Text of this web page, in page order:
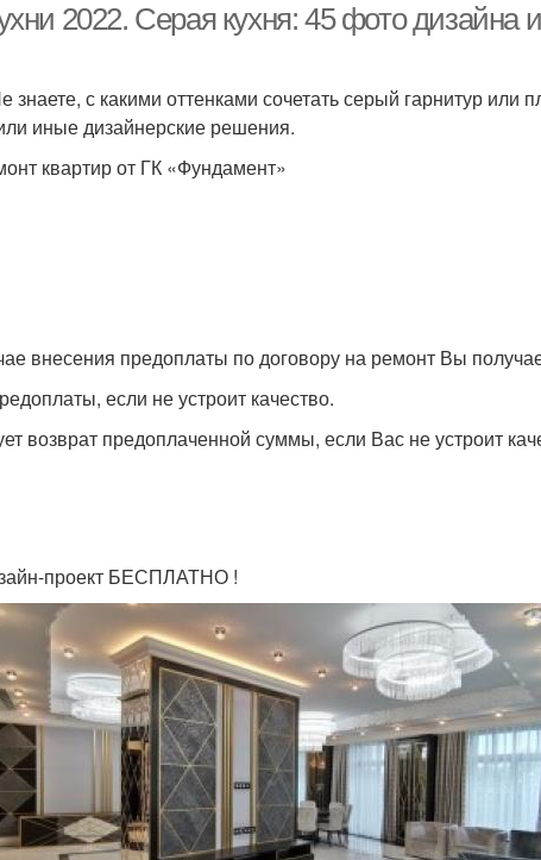
2022. Серая кухня: 45 фото дизайна
знаете, с какими оттенками сочетать серый гарнитур или
иные дизайнерские решения.
квартир от ГК «Фундамент»
внесения предоплаты по договору на ремонт Вы
если не устроит качество.
возврат предоплаченной суммы, если Вас не устроит
проект БЕСПЛАТНО !